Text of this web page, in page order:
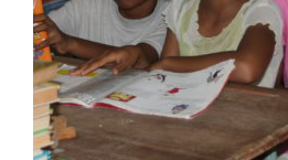
Les transports à